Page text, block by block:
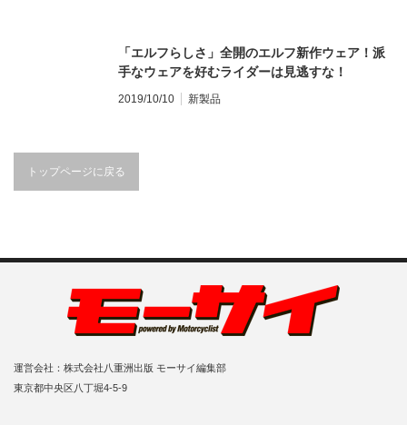
「エルフらしさ」全開のエルフ新作ウェア！派
手なウェアを好むライダーは見逃すな！
2019/10/10 新製品
トップページに戻る
運営会社：株式会社八重洲出版 モーサイ編集部
東京都中央区八丁堀4-5-9